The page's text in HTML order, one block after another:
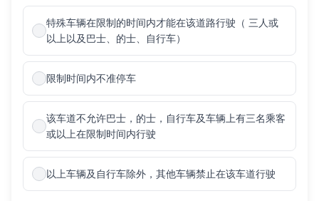
特殊车辆在限制的时间内才能在该道路行驶（ 三人或
以上以及巴士、的士、自行车）
限制时间内不准停车
该车道不允许巴士，的士，自行车及车辆上有三名乘客
或以上在限制时间内行驶
以上车辆及自行车除外，其他车辆禁止在该车道行驶